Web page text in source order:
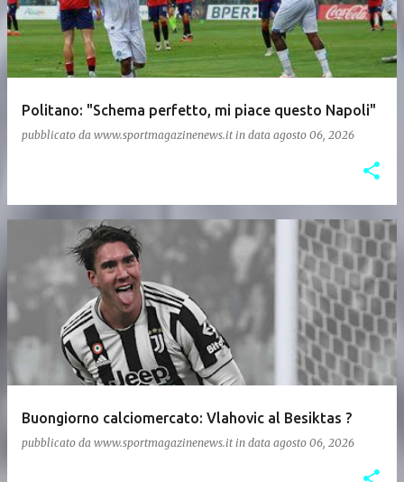
Politano: "Schema perfetto, mi piace questo Napoli"
pubblicato da www.sportmagazinenews.it in data agosto 06, 2026
Buongiorno calciomercato: Vlahovic al Besiktas ?
pubblicato da www.sportmagazinenews.it in data agosto 06, 2026